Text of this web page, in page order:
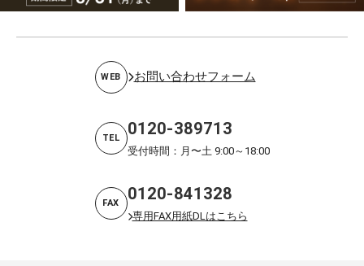
WEB お問い合わせフォーム
TEL 0120-389713
受付時間：月〜土 9:00～18:00
FAX 0120-841328
専用FAX用紙DLはこちら